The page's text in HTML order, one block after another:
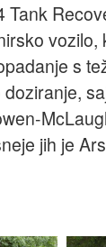
Tank
s
jih je